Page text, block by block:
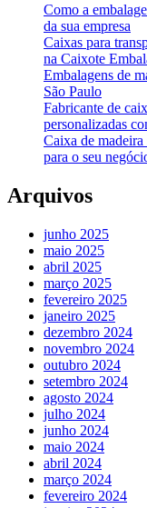
Como a
da sua empresa
Caixas para
na Caixote
Embalagens de
São Paulo
Fabricante de
personalizadas
Caixa de
para o seu
Arquivos
junho 2025
maio 2025
abril 2025
março 2025
fevereiro 2025
janeiro 2025
dezembro 2024
novembro 2024
outubro 2024
setembro 2024
agosto 2024
julho 2024
junho 2024
maio 2024
abril 2024
março 2024
fevereiro 2024